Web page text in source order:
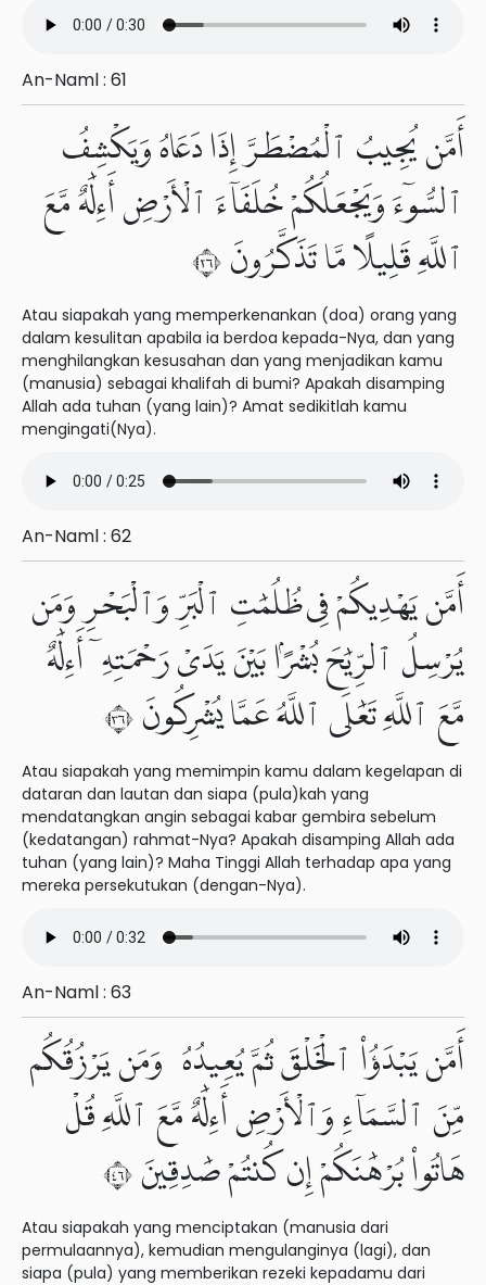
An-Naml : 61
أَمَّن يُجِيبُ ٱلْمُضْطَرَّ إِذَا دَعَاهُ وَيَكْشِفُ
ٱلسُّوٓءَ وَيَجْعَلُكُمْ خُلَفَآءَ ٱلْأَرْضِ أَءِلَٰهٌ مَّعَ
ٱللَّهِ قَلِيلًا مَّا تَذَكَّرُونَ ٦٢
Atau siapakah yang memperkenankan (doa) orang yang
dalam kesulitan apabila ia berdoa kepada-Nya, dan yang
menghilangkan kesusahan dan yang menjadikan kamu
(manusia) sebagai khalifah di bumi? Apakah disamping
Allah ada tuhan (yang lain)? Amat sedikitlah kamu
mengingati(Nya).
An-Naml : 62
أَمَّن يَهْدِيكُمْ فِى ظُلُمَٰتِ ٱلْبَرِّ وَٱلْبَحْرِ وَمَن
يُرْسِلُ ٱلرِّيَٰحَ بُشْرًۢا بَيْنَ يَدَىْ رَحْمَتِهِۦٓ أَءِلَٰهٌ
مَّعَ ٱللَّهِ تَعَٰلَى ٱللَّهُ عَمَّا يُشْرِكُونَ ٦٣
Atau siapakah yang memimpin kamu dalam kegelapan di
dataran dan lautan dan siapa (pula)kah yang
mendatangkan angin sebagai kabar gembira sebelum
(kedatangan) rahmat-Nya? Apakah disamping Allah ada
tuhan (yang lain)? Maha Tinggi Allah terhadap apa yang
mereka persekutukan (dengan-Nya).
An-Naml : 63
أَمَّن يَبْدَؤُا۟ ٱلْخَلْقَ ثُمَّ يُعِيدُهُۥ وَمَن يَرْزُقُكُم
مِّنَ ٱلسَّمَآءِ وَٱلْأَرْضِ أَءِلَٰهٌ مَّعَ ٱللَّهِ قُلْ
هَاتُوا۟ بُرْهَٰنَكُمْ إِن كُنتُمْ صَٰدِقِينَ ٦٤
Atau siapakah yang menciptakan (manusia dari
permulaannya), kemudian mengulanginya (lagi), dan
siapa (pula) yang memberikan rezeki kepadamu dari